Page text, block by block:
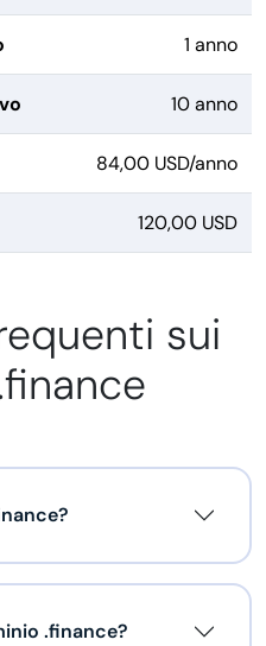
1 anno
10 anno
84,00 USD/anno
120,00 USD
sui
.finance?